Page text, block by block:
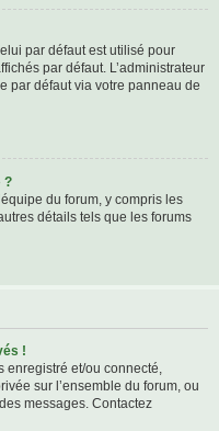
par défaut est utilisé pour
par défaut. L’administrateur
par défaut via votre panneau de
?
du forum, y compris les
détails tels que les forums
!
enregistré et/ou connecté,
sur l’ensemble du forum, ou
messages. Contactez